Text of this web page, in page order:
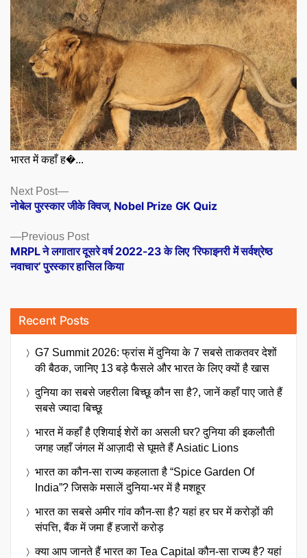
भारत में कहाँ ह�...
Posts
navigation
Previous PostPrevious
post:
MRPL ने लगातार दूसरे वर्ष 2022-23 के लिए ‘रिफाइनरी में सर्वश्रेष्ठ
नवाचार’ पुरस्कार हासिल किया
Next Post
Next
post:
नोबेल पुरस्कार जीके क्विज, Nobel Prize GK Quiz
Recent Posts
G7 Summit 2026: फ्रांस में दुनिया के 7 सबसे ताकतवर देशों
की बैठक, जानिए 13 बड़े फैसले और भारत के लिए क्यों है खास
दुनिया का सबसे जहरीला बिच्छू कौन सा है?, जानें कहाँ पाए जाते हैं
सबसे ज्यादा बिच्छू
भारत में कहाँ है एशियाई शेरों का असली घर? दुनिया की इकलौती
जगह जहाँ जंगल में आज़ादी से घूमते हैं Asiatic Lions
भारत का कौन-सा राज्य कहलाता है “Spice Garden Of
India”? जिसके मसालें दुनिया-भर में है मशहूर
भारत का सबसे अमीर गांव कौन-सा है? यहां हर घर में करोड़ों की
संपत्ति, बैंक में जमा हैं हजारों करोड़
क्या आप जानते हैं भारत का Tea Capital कौन-सा राज्य है? यहां